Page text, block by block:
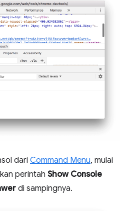
dari Command Menu, mulai
perintah Show Console
di sampingnya.